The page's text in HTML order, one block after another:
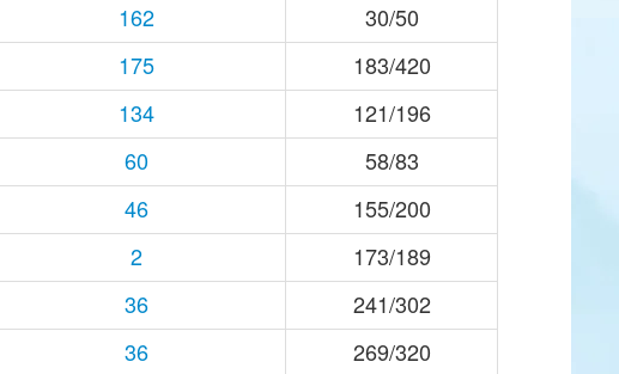
162
30/50
175
183/420
134
121/196
60
58/83
46
155/200
2
173/189
36
241/302
36
269/320